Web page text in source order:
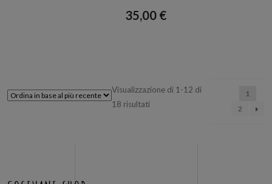
35,00 €
Visualizzazione di 1-12 di
18 risultatiOrdina
1
2